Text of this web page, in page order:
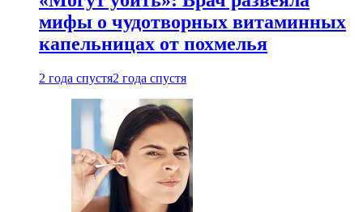
мифы о чудотворных витаминных
капельницах от похмелья
2 года спустя2 года спустя